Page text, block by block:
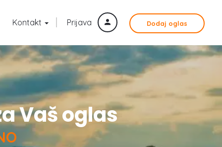
Prijava Dodaj oglas
Kontakt
Vaš oglas